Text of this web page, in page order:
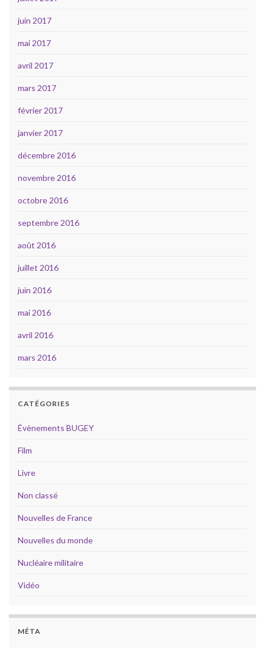
juin 2017
mai 2017
avril 2017
mars 2017
février 2017
janvier 2017
décembre 2016
novembre 2016
octobre 2016
septembre 2016
août 2016
juillet 2016
juin 2016
mai 2016
avril 2016
mars 2016
CATÉGORIES
Évènements BUGEY
Film
Livre
Non classé
Nouvelles de France
Nouvelles du monde
Nucléaire militaire
Vidéo
MÉTA